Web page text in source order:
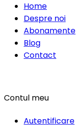
Home
Despre noi
Abonamente
Blog
Contact
Contul meu
Autentificare